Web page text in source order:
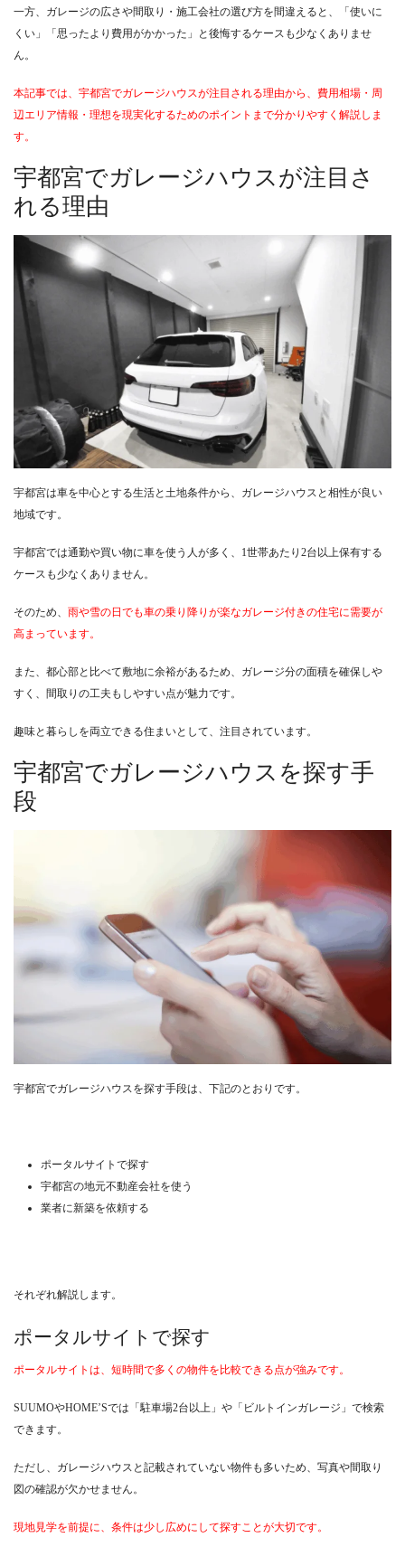
一方、ガレージの広さや間取り・施工会社の選び方を間違えると、「使いに
くい」「思ったより費用がかかった」と後悔するケースも少なくありませ
ん。
本記事では、宇都宮でガレージハウスが注目される理由から、費用相場・周
辺エリア情報・理想を現実化するためのポイントまで分かりやすく解説しま
す。
宇都宮でガレージハウスが注目さ
れる理由
宇都宮は車を中心とする生活と土地条件から、ガレージハウスと相性が良い
地域です。
宇都宮では通勤や買い物に車を使う人が多く、1世帯あたり2台以上保有する
ケースも少なくありません。
そのため、 雨や雪の日でも車の乗り降りが楽なガレージ付きの住宅に需要が
高まっています。
また、都心部と比べて敷地に余裕があるため、ガレージ分の面積を確保しや
すく、間取りの工夫もしやすい点が魅力です。
趣味と暮らしを両立できる住まいとして、注目されています。
宇都宮でガレージハウスを探す手
段
宇都宮でガレージハウスを探す手段は、下記のとおりです。
ポータルサイトで探す
宇都宮の地元不動産会社を使う
業者に新築を依頼する
それぞれ解説します。
ポータルサイトで探す
ポータルサイトは、短時間で多くの物件を比較できる点が強みです。
SUUMOやHOME’Sでは「駐車場2台以上」や「ビルトインガレージ」で検索
できます。
ただし、ガレージハウスと記載されていない物件も多いため、写真や間取り
図の確認が欠かせません。
現地見学を前提に、条件は少し広めにして探すことが大切です。